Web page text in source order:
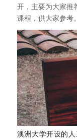
开，主要为大家推
课程，供大家参考。
澳洲大学开设的